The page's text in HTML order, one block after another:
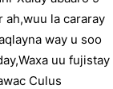
ah,wuu la cararay
way u soo
uu fujistay
Culus